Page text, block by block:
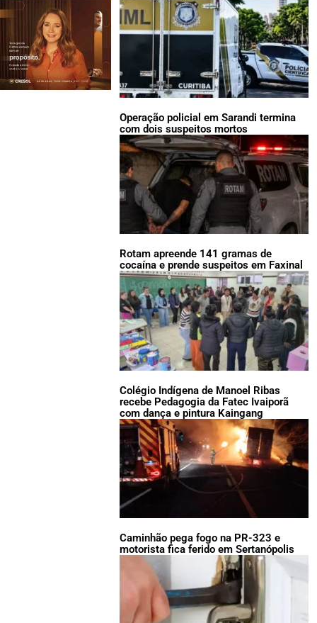
Operação policial em Sarandi termina
com dois suspeitos mortos
Rotam apreende 141 gramas de
cocaína e prende suspeitos em Faxinal
Colégio Indígena de Manoel Ribas
recebe Pedagogia da Fatec Ivaiporã
com dança e pintura Kaingang
Caminhão pega fogo na PR-323 e
motorista fica ferido em Sertanópolis